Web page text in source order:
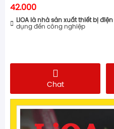
42.000
LiOA là nhà sản xuất thiết bị điện
dụng đến công nghiệp
Chat